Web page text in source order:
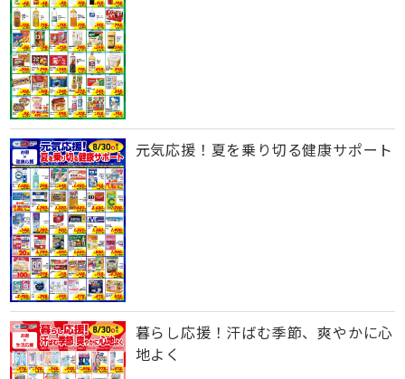
元気応援！夏を乗り切る健康サポート
暮らし応援！汗ばむ季節、爽やかに心
地よく